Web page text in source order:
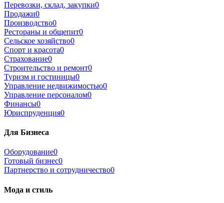
Перевозки, склад, закупки0
Продажи0
Производство0
Рестораны и общепит0
Сельское хозяйство0
Спорт и красота0
Страхование0
Строительство и ремонт0
Туризм и гостиницы0
Управление недвижимостью0
Управление персоналом0
Финансы0
Юриспруденция0
Для Бизнеса
Оборудование0
Готовый бизнес0
Партнерство и сотрудничество0
Мода и стиль